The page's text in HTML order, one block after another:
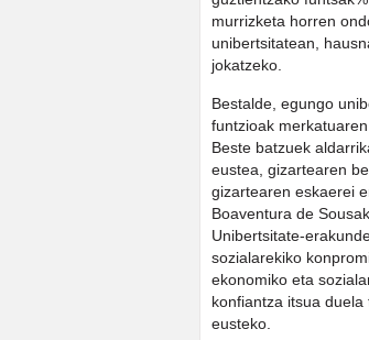
murrizketa horren
unibertsitatean,
jokatzeko.
Bestalde, egungo
funtzioak
Beste batzuek
eustea, gizartearen
gizartearen eskaerei
Boaventura de
Unibertsitate-
sozialarekiko
ekonomiko eta
konfiantza itsua
eusteko.